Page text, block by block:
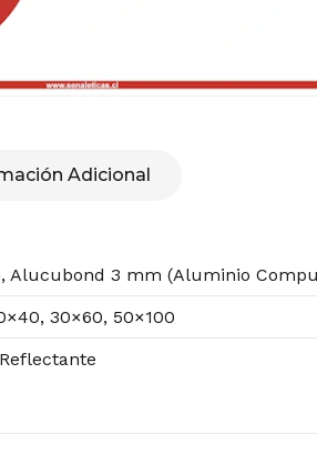
Adicional
Alucubond 3 mm (Aluminio
30×60, 50×100